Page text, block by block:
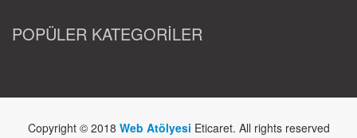
POPÜLER KATEGORİLER
Copyright © 2018 Web Atölyesi Eticaret. All rights reserved